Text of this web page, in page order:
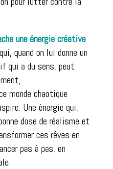
une énergie créative
quand on lui donne un
qui a du sens, peut
monde chaotique
Une énergie qui,
dose de réalisme et
ces rêves en
pas à pas, en